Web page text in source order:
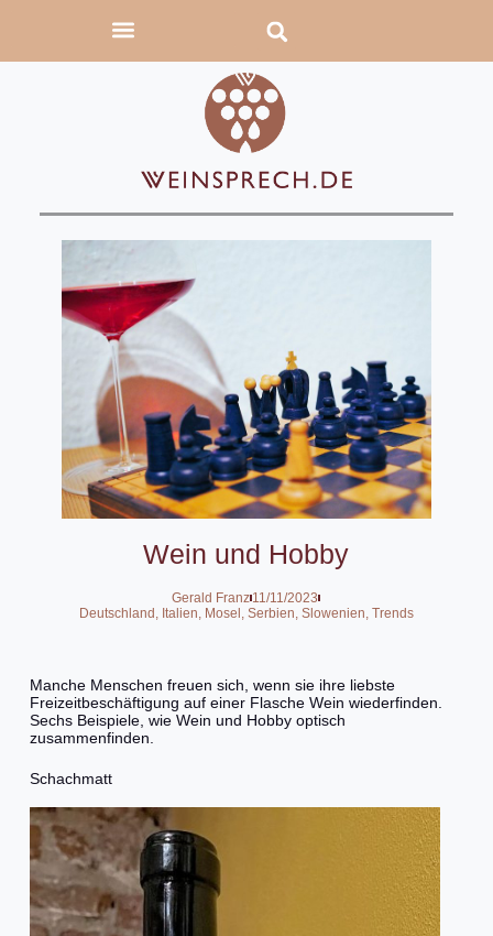
Wein und Hobby
Gerald Franz11/11/2023
Deutschland , Italien, Mosel , Serbien, Slowenien, Trends
Manche Menschen freuen sich, wenn sie ihre liebste
Freizeitbeschäftigung auf einer Flasche Wein wiederfinden.
Sechs Beispiele, wie Wein und Hobby optisch
zusammenfinden.
Schachmatt